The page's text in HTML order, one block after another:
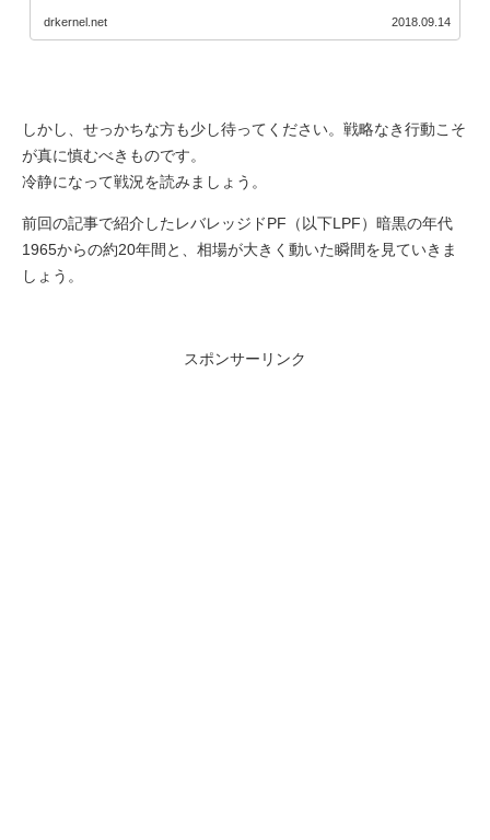
drkernel.net 2018.09.14
しかし、せっかちな方も少し待ってください。戦略なき行動こそ
が真に慎むべきものです。
冷静になって戦況を読みましょう。
前回の記事で紹介したレバレッジドPF（以下LPF）暗黒の年代
1965からの約20年間と、相場が大きく動いた瞬間を見ていきま
しょう。
スポンサーリンク